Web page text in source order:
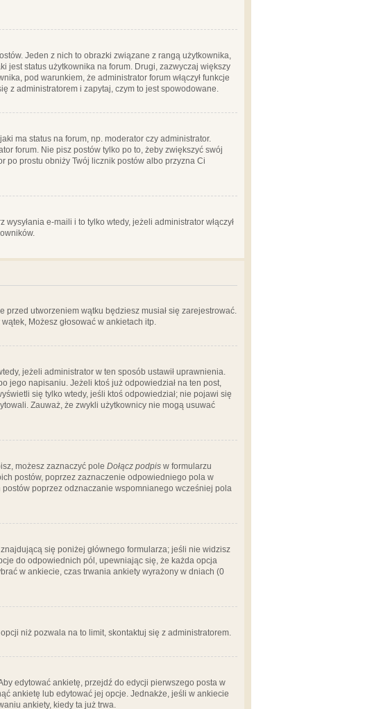
Jeden z nich to obrazki związane z rangą użytkownika,
jest status użytkownika na forum. Drugi, zazwyczaj większy
pod warunkiem, że administrator forum włączył funkcje
z administratorem i zapytaj, czym to jest spowodowane.
ma status na forum, np. moderator czy administrator.
forum. Nie pisz postów tylko po to, żeby zwiększyć swój
po prostu obniży Twój licznik postów albo przyzna Ci
e-maili i to tylko wtedy, jeżeli administrator włączył
przed utworzeniem wątku będziesz musiał się zarejestrować.
Możesz głosować w ankietach itp.
jeżeli administrator w ten sposób ustawił uprawnienia.
jego napisaniu. Jeżeli ktoś już odpowiedział na ten post,
się tylko wtedy, jeśli ktoś odpowiedział; nie pojawi się
Zauważ, że zwykli użytkownicy nie mogą usuwać
możesz zaznaczyć pole Dołącz podpis w formularzu
postów, poprzez zaznaczenie odpowiedniego pola w
poprzez odznaczanie wspomnianego wcześniej pola
się poniżej głównego formularza; jeśli nie widzisz
do odpowiednich pól, upewniając się, że każda opcja
w ankiecie, czas trwania ankiety wyrażony w dniach (0
niż pozwala na to limit, skontaktuj się z administratorem.
edytować ankietę, przejdź do edycji pierwszego posta w
ankietę lub edytować jej opcje. Jednakże, jeśli w ankiecie
ankiety, kiedy ta już trwa.